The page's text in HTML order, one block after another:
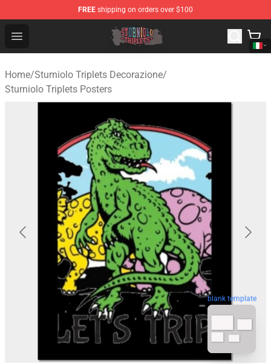
FREE shipping on orders over $100
Open menu
Sturniolo Triplets Shop - Official Sturniolo Triplets
Home/Sturniolo Triplets Decorazione/
Sturniolo Triplets Posters
blank template